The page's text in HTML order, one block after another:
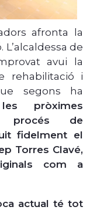
afronta la
de
avui la
rehabilitació i
segons ha
pròximes
procés de
fidelment el
Torres Clavé,
com a
actual té tot